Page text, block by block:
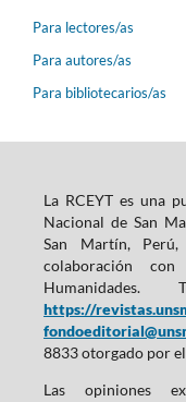
Para lectores/as
Para autores/as
Para bibliotecarios/as
La RCEYT es una
Nacional de San
San Martín,
colaboración
https://
8833 otorgado por
Las opiniones